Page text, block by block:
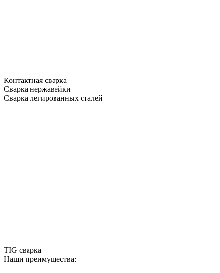
Контактная сварка
Сварка нержавейки
Сварка легированных сталей
TIG сварка
Наши преимущества: